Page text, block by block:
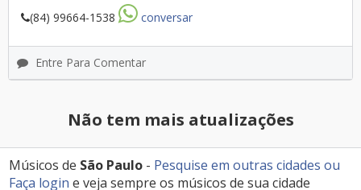
(84) 99664-1538 conversar
Entre Para Comentar
Não tem mais atualizações
Músicos de São Paulo - Pesquise em outras cidades ou
Faça login e veja sempre os músicos de sua cidade